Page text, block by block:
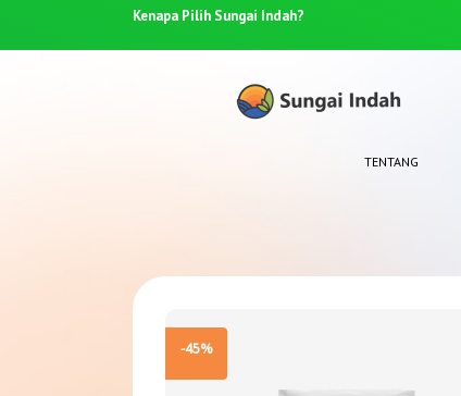
Kenapa PilihSungai Indah?
TENTANG
-45%